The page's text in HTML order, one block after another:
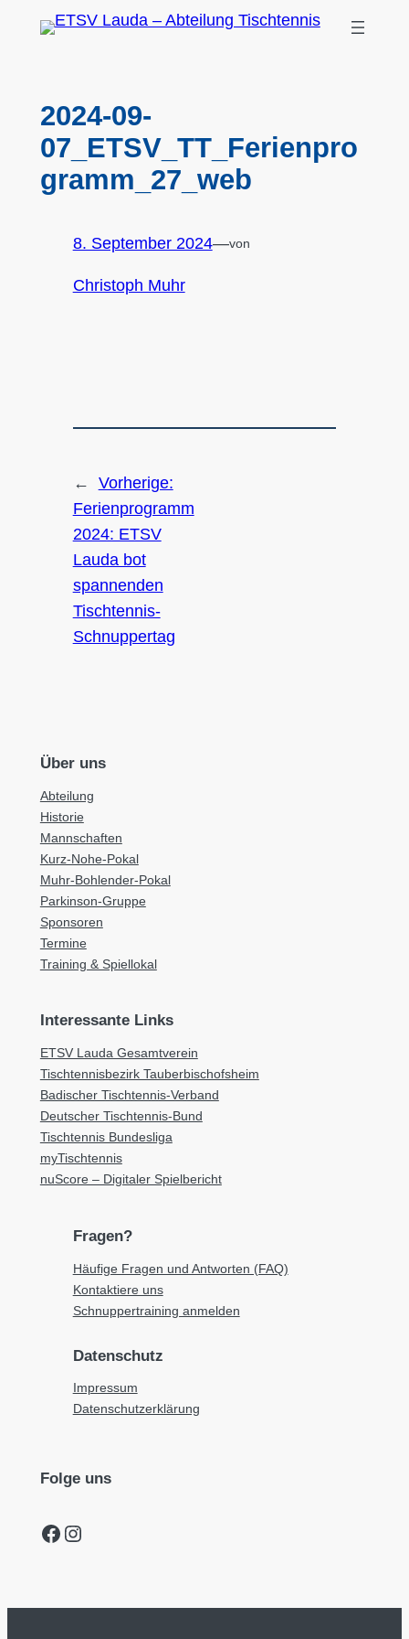
2024-09-
07_ETSV_TT_Ferienpro
gramm_27_web
8. September 2024—von
Christoph Muhr
←
Vorherige:
Ferienprogramm
2024: ETSV
Lauda bot
spannenden
Tischtennis-
Schnuppertag
Über uns
Abteilung
Historie
Mannschaften
Kurz-Nohe-Pokal
Muhr-Bohlender-Pokal
Parkinson-Gruppe
Sponsoren
Termine
Training & Spiellokal
Interessante Links
ETSV Lauda Gesamtverein
Tischtennisbezirk Tauberbischofsheim
Badischer Tischtennis-Verband
Deutscher Tischtennis-Bund
Tischtennis Bundesliga
myTischtennis
nuScore – Digitaler Spielbericht
Fragen?
Häufige Fragen und Antworten (FAQ)
Kontaktiere uns
Schnuppertraining anmelden
Datenschutz
Impressum
Datenschutzerklärung
Folge uns
Facebook Instagram